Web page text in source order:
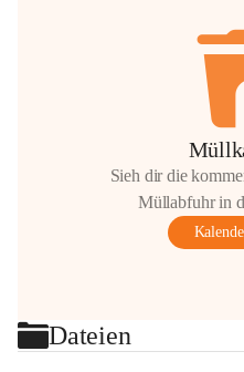
Sieh dir die
Müllabfuhr in
Dateien